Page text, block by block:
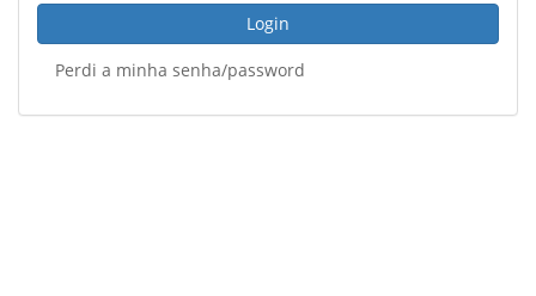
Login
Perdi a minha senha/password